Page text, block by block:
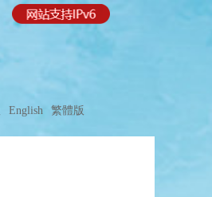
English 繁體版